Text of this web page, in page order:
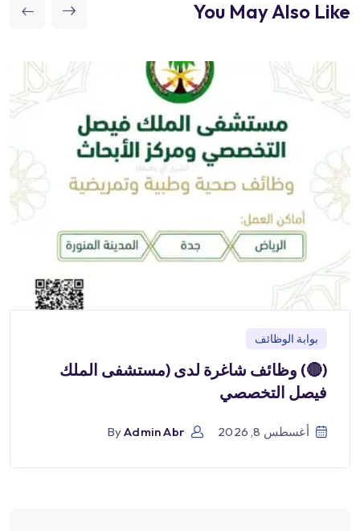
You May Also Like
بوابة الوظائف
(🔴) وظائف شاغرة لدى (مستشفى الملك
فيصل التخصصي
أغسطس 8, 2026 ByAdmin Abr